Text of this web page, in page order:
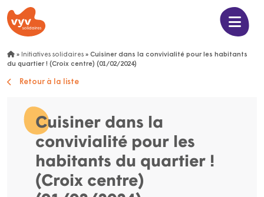
» Initiatives solidaires » Cuisiner dans la convivialité pour les habitants
du quartier ! (Croix centre) (01/02/2024)
Retour à la liste
Cuisiner dans la
convivialité pour les
habitants du quartier !
(Croix centre)